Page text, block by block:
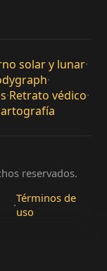
solar y lunar·
·
·Retrato védico·
reservados.
·Términos de
uso